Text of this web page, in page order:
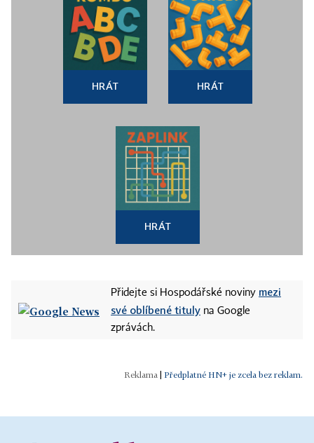
HRÁT HRÁT
HRÁT
Přidejte si Hospodářské noviny mezi
své oblíbené tituly na Google
zprávách.
Předplatné HN+ je zcela bez reklam.